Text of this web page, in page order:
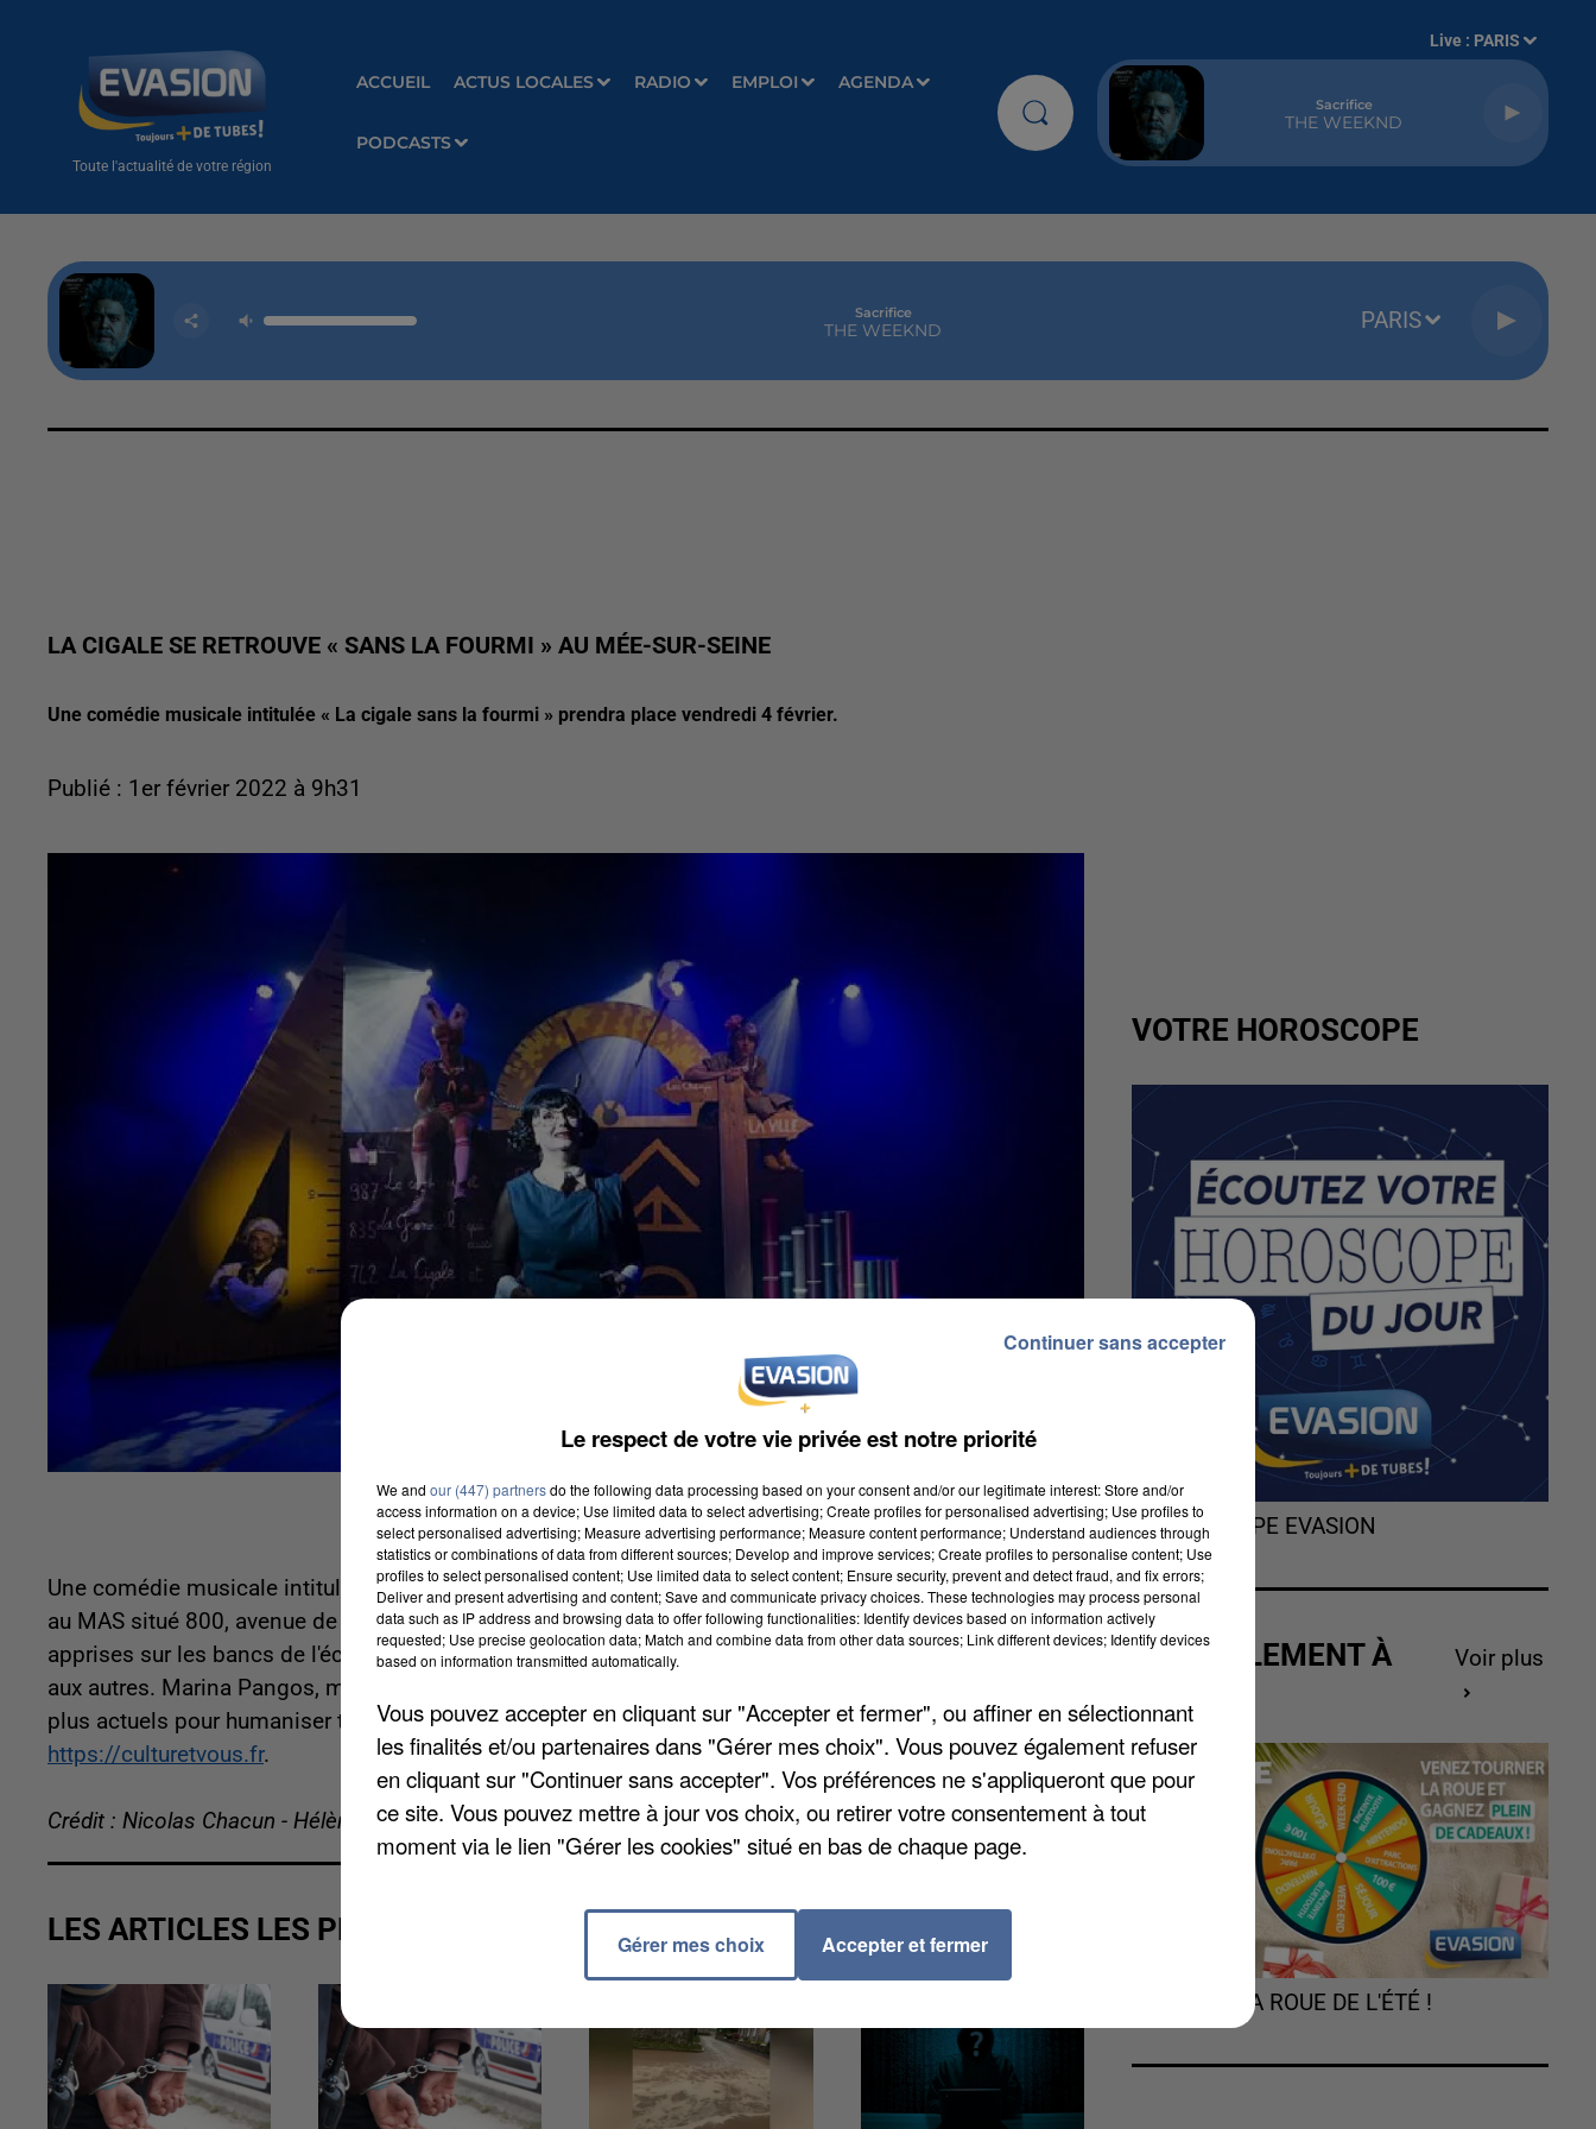
Toute l'actualité de votre région
ACCUEIL ACTUS LOCALES RADIO EMPLOI AGENDA
PODCASTS
Live : PARIS
Sacrifice
THE WEEKND
Sacrifice
THE WEEKND PARIS
LA CIGALE SE RETROUVE « SANS LA FOURMI » AU MÉE-SUR-SEINE
Une comédie musicale intitulée « La cigale sans la fourmi » prendra place vendredi 4 février.
Publié : 1er février 2022 à 9h31
Une comédie musicale intitulée « La cigale sans la fourmi » prendra place vendredi 4 février à 19h30,
au MAS situé 800, avenue de l'Europe. Il sera question de replonger dans les fables de La Fontaine
apprises sur les bancs de l'école. Durant ce spectacle, les fables les plus connues rendront hommages
aux autres. Marina Pangos, metteur en scène, se sert d'illustrations anciennes et de mangas colorés
plus actuels pour humaniser tous les personnages. Tarifs de 9€ à 15€. Plus d'informations sur
https://culturetvous.fr.
Crédit : Nicolas Chacun - Hélène Virat
LES ARTICLES LES PLUS VUS
VOTRE HOROSCOPE
L'HOROSCOPE EVASION
ACTUELLEMENT À
Voir plus
TOURNEZ LA ROUE DE L'ÉTÉ !
Le respect de votre vie privée est notre priorité
We and our (447) partnersdo the following data processing based on your consent and/or our legitimate interest: Store and/or
access information on a device; Use limited data to select advertising; Create profiles for personalised advertising; Use profiles to
select personalised advertising; Measure advertising performance; Measure content performance; Understand audiences through
statistics or combinations of data from different sources; Develop and improve services; Create profiles to personalise content; Use
profiles to select personalised content; Use limited data to select content; Ensure security, prevent and detect fraud, and fix errors;
Deliver and present advertising and content; Save and communicate privacy choices. These technologies may process personal
data such as IP address and browsing data to offer following functionalities: Identify devices based on information actively
requested; Use precise geolocation data; Match and combine data from other data sources; Link different devices; Identify devices
based on information transmitted automatically.
Vous pouvez accepter en cliquant sur "Accepter et fermer", ou affiner en sélectionnant
les finalités et/ou partenaires dans "Gérer mes choix". Vous pouvez également refuser
en cliquant sur "Continuer sans accepter". Vos préférences ne s'appliqueront que pour
ce site. Vous pouvez mettre à jour vos choix, ou retirer votre consentement à tout
moment via le lien "Gérer les cookies" situé en bas de chaque page.
Gérer mes choix Accepter et fermer
Continuer sans accepter